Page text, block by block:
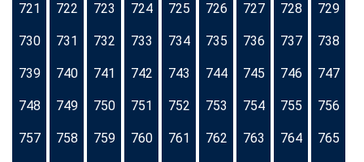
721 722 723 724 725 726 727 728 729
730 731 732 733 734 735 736 737 738
739 740 741 742 743 744 745 746 747
748 749 750 751 752 753 754 755 756
757 758 759 760 761 762 763 764 765